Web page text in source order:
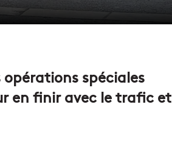
spéciales
en finir avec le trafic et